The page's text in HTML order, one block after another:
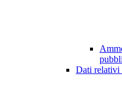
Dati relativi